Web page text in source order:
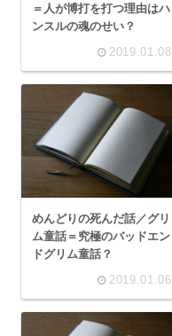
＝人が博打を打つ理由はハ
ンスルの魂のせい？
2019.01.08
めんどりの死んだ話／グリ
ム童話＝究極のバッドエン
ドグリム童話？
2019.01.06